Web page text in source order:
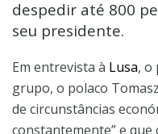
despedir até 800
seu presidente.
Em entrevista à Lusa, o
grupo, o polaco
de circunstâncias
constantemente” e